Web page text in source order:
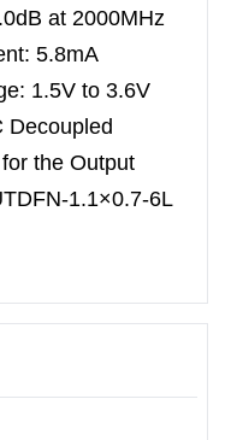
at 2000MHz
5.8mA
1.5V to 3.6V
Decoupled
the Output
1.1×0.7-6L